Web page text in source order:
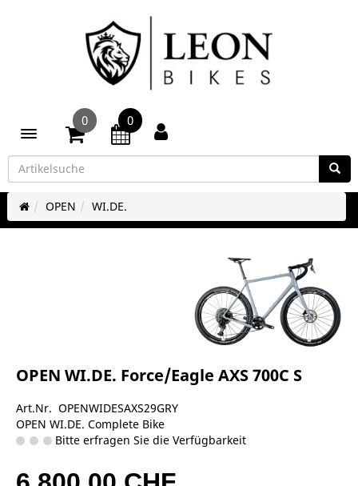
Toggle navigation
0 0
OPEN WI.DE.
OPEN WI.DE. Force/Eagle AXS 700C S
Art.Nr. OPENWIDESAXS29GRY
OPEN WI.DE. Complete Bike
Bitte erfragen Sie die Verfügbarkeit